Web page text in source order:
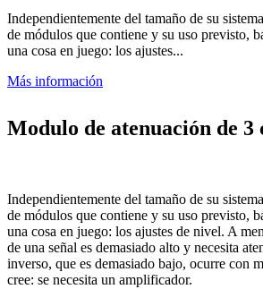
Independientemente del tamaño de su
de módulos que contiene y su uso previsto,
una cosa en juego: los ajustes...
Más información
Modulo de atenuación de 3
Independientemente del tamaño de su
de módulos que contiene y su uso previsto,
una cosa en juego: los ajustes de nivel. A
de una señal es demasiado alto y necesita
inverso, que es demasiado bajo, ocurre con
cree: se necesita un amplificador.